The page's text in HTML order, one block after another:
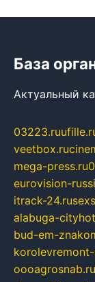
База
Актуальный
03223.ru
veetbox.ru
mega-press.ru
eurovision-
itrack-24.ru
alabuga-
bud-em-
oooagrosnab.ru